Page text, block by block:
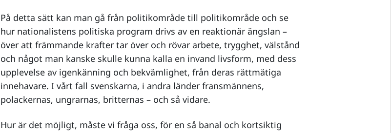
På detta sätt kan man gå från politikområde till politikområde och se
hur nationalistens politiska program drivs av en reaktionär ängslan –
över att främmande krafter tar över och rövar arbete, trygghet, välstånd
och något man kanske skulle kunna kalla en invand livsform, med dess
upplevelse av igenkänning och bekvämlighet, från deras rättmätiga
innehavare. I vårt fall svenskarna, i andra länder fransmännens,
polackernas, ungrarnas, britternas – och så vidare.
Hur är det möjligt, måste vi fråga oss, för en så banal och kortsiktig